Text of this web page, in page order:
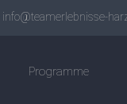
info@teamerlebnisse-
Programme